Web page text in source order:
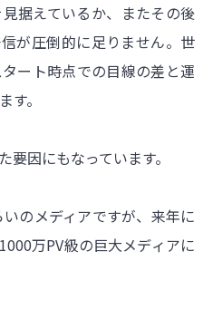
据えているか、またその後
が圧倒的に足りません。世
ート時点での目線の差と運
す。
要因にもなっています。
のメディアですが、来年に
万PV級の巨大メディアに